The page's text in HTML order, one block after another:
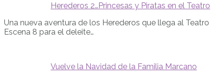
Herederos 2…Princesas y Piratas en el Teatro
Una nueva aventura de los Herederos que llega al Teatro
Escena 8 para el deleite…
Vuelve la Navidad de la Familia Marcano